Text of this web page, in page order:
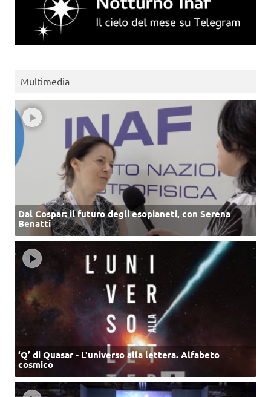
Multimedia
Dal Cospar: il futuro degli esopianeti, con Serena
Benatti
‘Q’ di Quasar - L'universo alla lettera. Alfabeto
cosmico